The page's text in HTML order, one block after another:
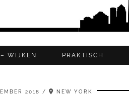
WIJKEN PRAKTISCH
2018 NEW YORK